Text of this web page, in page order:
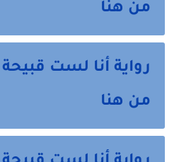
من هنا
رواية أنا لست
من هنا